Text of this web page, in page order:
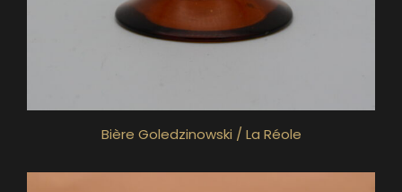
Bière Goledzinowski / La Réole